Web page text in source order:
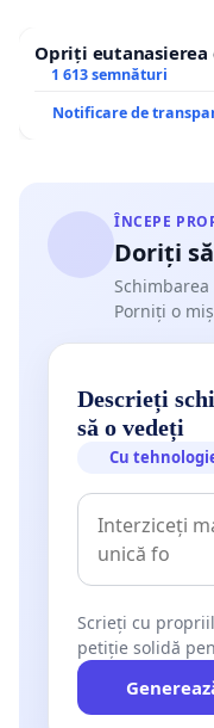
Opriți eutanasierea
1 613 semnături
Notificare de
ÎNCEPE
Doriți
Porniți o
Descrieți
să o vedeți
Cu
Scrieți cu
petiție solidă